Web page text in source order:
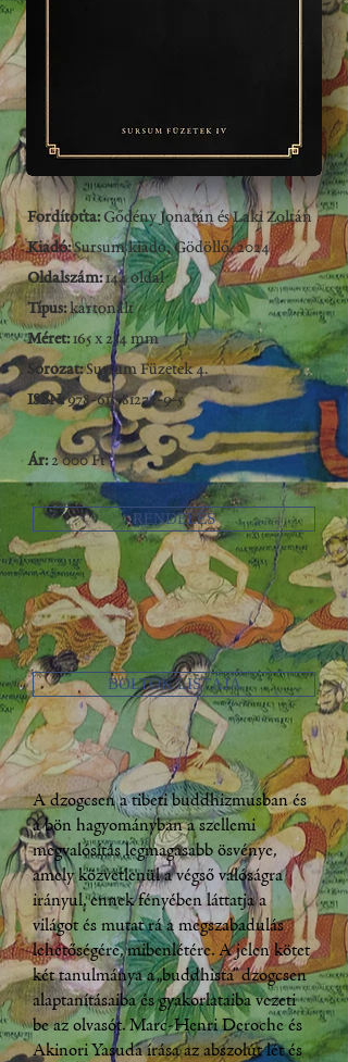
Fordította:Gődény Jonatán és Laki Zoltán
Kiadó:Sursum kiadó, Gödöllő, 2024
Oldalszám:144 oldal
Típus:kartonált
Méret:165 x 234 mm
Sorozat:Sursum Füzetek 4.
ISBN: 978-615-81272-9-5
Ár:2 000 Ft
RENDELÉS
BOLTOK LISTÁJA
A dzogcsen a tibeti buddhizmusban és
a bön hagyományban a szellemi
megvalósítás legmagasabb ösvénye,
amely közvetlenül a végső valóságra
irányul, ennek fényében láttatja a
világot és mutat rá a megszabadulás
lehetőségére, mibenlétére. A jelen kötet
két tanulmánya a „buddhista” dzogcsen
alaptanításaiba és gyakorlataiba vezeti
be az olvasót. Marc-Henri Deroche és
Akinori Yasuda írása az abszolút lét és